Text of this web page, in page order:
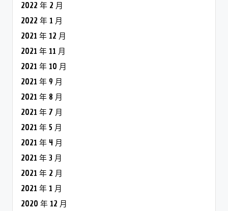
2021 年 5 月
2021 年 4 月
2021 年 3 月
2021 年 2 月
2021 年 1 月
2020 年 12 月
2020 年 11 月
2020 年 10 月
2020 年 9 月
2019 年 3 月
2019 年 2 月
Categories